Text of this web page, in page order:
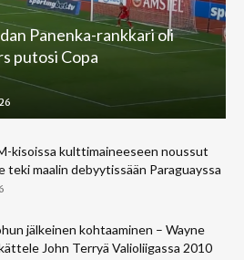
Panenka-rankkari oli
putosi Copa
kisoissa kulttimaineeseen noussut
teki maalin debyytissään Paraguayssa
jälkeinen kohtaaminen – Wayne
John Terryä Valioliigassa 2010